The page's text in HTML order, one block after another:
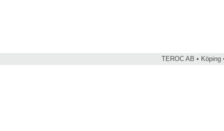
TEROC AB • Köping